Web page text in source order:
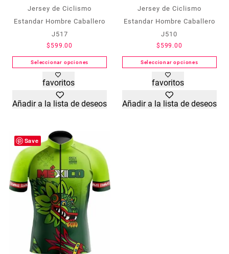
Jersey de Ciclismo
Estandar Hombre Caballero
J517
$ 599.00
Seleccionar opciones
Este
producto
tiene
múltiples
opciones
se
pueden
elegir
en
la
página
de
producto
favoritos
Añadir a la lista de deseos
Jersey de Ciclismo
Estandar Hombre Caballero
J510
$ 599.00
Seleccionar opciones
Este
producto
tiene
múltiples
favoritos
Añadir a la lista de deseos
Save